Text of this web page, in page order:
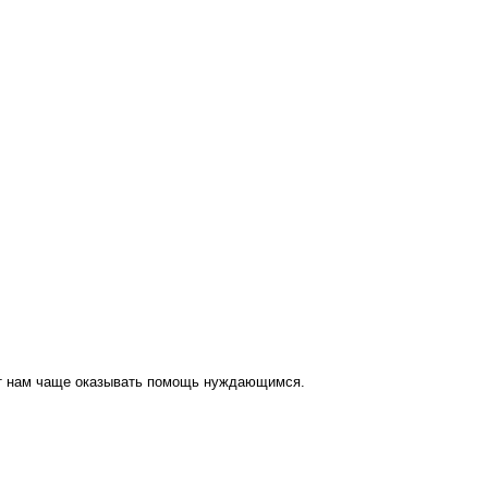
нам чаще оказывать помощь нуждающимся.